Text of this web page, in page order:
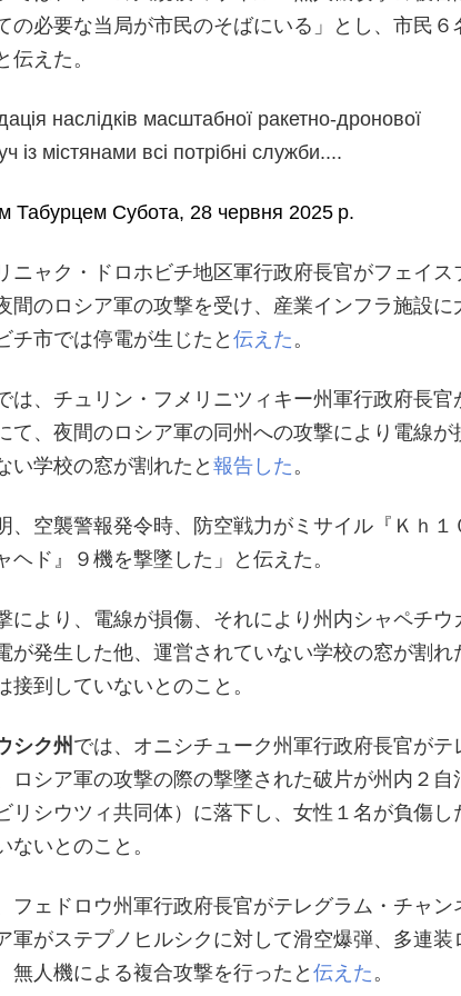
の必要な当局が市民のそばにいる」とし、市民６
伝えた。
наслідків масштабної ракетно-дронової
із містянами всі потрібні служби....
Табурцем Субота, 28 червня 2025 р.
ニャク・ドロホビチ地区軍行政府長官がフェイス
間のロシア軍の攻撃を受け、産業インフラ施設に
チ市では停電が生じたと伝えた 。
は、チュリン・フメリニツィキー州軍行政府長官
て、夜間のロシア軍の同州への攻撃により電線が
い学校の窓が割れたと報告した 。
、空襲警報発令時、防空戦力がミサイル『Ｋｈ１
ヘド』９機を撃墜した」と伝えた。
により、電線が損傷、それにより州内シャペチウ
が発生した他、運営されていない学校の窓が割れ
接到していないとのこと。
シク州では、オニシチューク州軍行政府長官がテ
ロシア軍の攻撃の際の撃墜された破片が州内２自
リシウツィ共同体）に落下し、女性１名が負傷し
ないとのこと。
フェドロウ州軍行政府長官がテレグラム・チャン
軍がステプノヒルシクに対して滑空爆弾、多連装
無人機による複合攻撃を行ったと 伝えた 。